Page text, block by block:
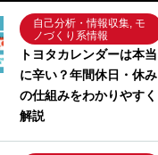
自己分析・情報収集, モ
ノづくり系情報
トヨタカレンダーは本当
に辛い？年間休日・休み
の仕組みをわかりやすく
解説